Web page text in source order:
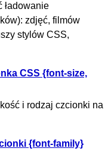
ładowanie
zdjęć, filmów
stylów CSS,
CSS {font-size,
i rodzaj czcionki na
{font-family}